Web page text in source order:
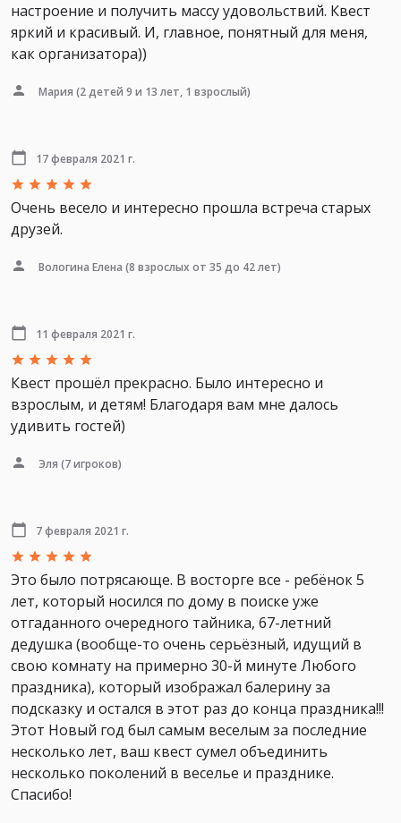
настроение и получить массу удовольствий. Квест
яркий и красивый. И, главное, понятный для меня,
как организатора))
Мария (2 детей 9 и 13 лет, 1 взрослый)
17 февраля 2021 г.
Очень весело и интересно прошла встреча старых
друзей.
Вологина Елена (8 взрослых от 35 до 42 лет)
11 февраля 2021 г.
Квест прошёл прекрасно. Было интересно и
взрослым, и детям! Благодаря вам мне далось
удивить гостей)
Эля (7 игроков)
7 февраля 2021 г.
Это было потрясающе. В восторге все - ребёнок 5
лет, который носился по дому в поиске уже
отгаданного очередного тайника, 67-летний
дедушка (вообще-то очень серьёзный, идущий в
свою комнату на примерно 30-й минуте Любого
праздника), который изображал балерину за
подсказку и остался в этот раз до конца праздника!!!
Этот Новый год был самым веселым за последние
несколько лет, ваш квест сумел объединить
несколько поколений в веселье и празднике.
Спасибо!